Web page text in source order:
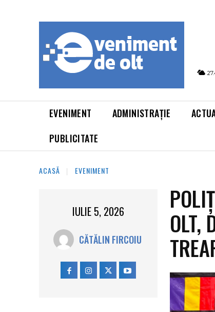
EVENIMENT ADMINISTRAȚIE
PUBLICITATE
ACASĂ EVENIMENT
IULIE 5, 2026
CĂTĂLIN FIRCOIU
OLT,